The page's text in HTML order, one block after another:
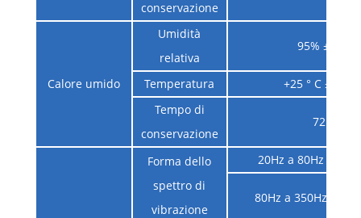
conservazione
Calore umido
Umidità
relativa
95% ± 3%
Temperatura
+25 ° C ± 2 °
Tempo di
conservazione
72h
Forma dello
spettro di
vibrazione
20Hz a 80Hz
80Hz a 350Hz